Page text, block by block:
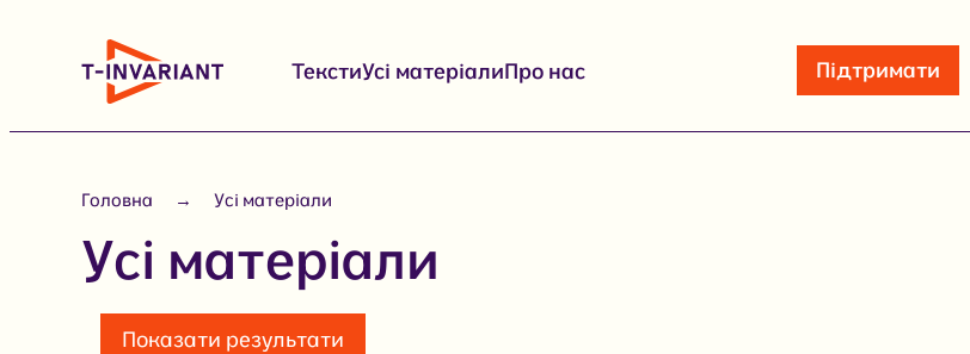
ТекстиУсі матеріалиПро нас Підтримати
Головна Усі матеріали
Усі матеріали
Показати результати